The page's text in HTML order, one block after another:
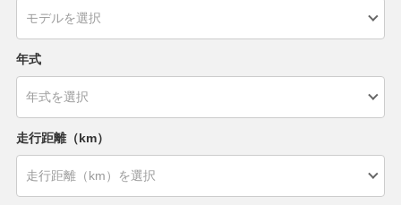
年式
走行距離（km）